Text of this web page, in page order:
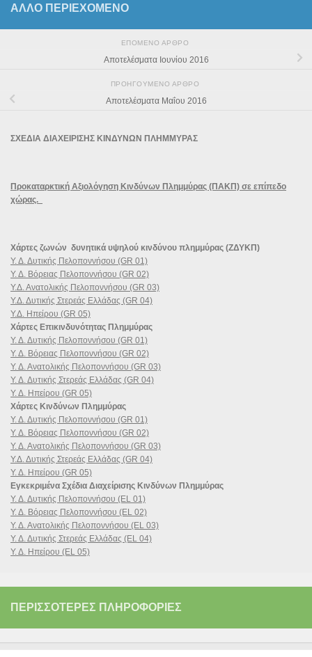
ΆΛΛΟ ΠΕΡΙΕΧΟΜΕΝΟ
ΕΠΌΜΕΝΟ ΆΡΘΡΟ
Αποτελέσματα Ιουνίου 2016
ΠΡΟΗΓΟΎΜΕΝΟ ΆΡΘΡΟ
Αποτελέσματα Μαΐου 2016
ΣΧΕΔΙΑ ΔΙΑΧΕΙΡΙΣΗΣ ΚΙΝΔΥΝΩΝ ΠΛΗΜΜΥΡΑΣ
Προκαταρκτική Αξιολόγηση Κινδύνων Πλημμύρας (ΠΑΚΠ) σε επίπεδο
χώρας.
Χάρτες ζωνών δυνητικά υψηλού κινδύνου πλημμύρας (ΖΔΥΚΠ)
Υ. Δ. Δυτικής Πελοποννήσου (GR 01)
Υ. Δ. Βόρειας Πελοποννήσου (GR 02)
Υ.Δ. Ανατολικής Πελοποννήσου (GR 03)
Υ.Δ. Δυτικής Στερεάς Ελλάδας (GR 04)
Υ.Δ. Ηπείρου (GR 05)
Χάρτες Επικινδυνότητας Πλημμύρας
Υ. Δ. Δυτικής Πελοποννήσου (GR 01)
Υ. Δ. Βόρειας Πελοποννήσου (GR 02)
Υ. Δ. Ανατολικής Πελοποννήσου (GR 03)
Υ. Δ. Δυτικής Στερεάς Ελλάδας (GR 04)
Υ. Δ. Ηπείρου (GR 05)
Χάρτες Κινδύνων Πλημμύρας
Υ. Δ. Δυτικής Πελοποννήσου (GR 01)
Υ. Δ. Βόρειας Πελοποννήσου (GR 02)
Υ. Δ. Ανατολικής Πελοποννήσου (GR 03)
Υ.Δ. Δυτικής Στερεάς Ελλάδας (GR 04)
Υ. Δ. Ηπείρου (GR 05)
Εγκεκριμένα Σχέδια Διαχείρισης Κινδύνων Πλημμύρας
Υ. Δ. Δυτικής Πελοποννήσου (EL 01)
Υ. Δ. Βόρειας Πελοποννήσου (EL 02)
Υ. Δ. Ανατολικής Πελοποννήσου (EL 03)
Υ. Δ. Δυτικής Στερεάς Ελλάδας (EL 04)
Υ. Δ. Ηπείρου (EL 05)
ΠΕΡΙΣΣΌΤΕΡΕΣ ΠΛΗΡΟΦΟΡΊΕΣ